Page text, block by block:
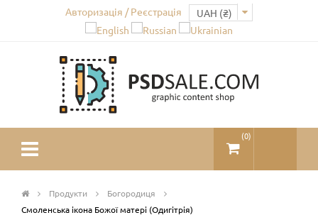
Авторизація / Реєстрація
(0)
Продукти
Богородиця
Смоленська ікона Божої матері (Одигітрія)